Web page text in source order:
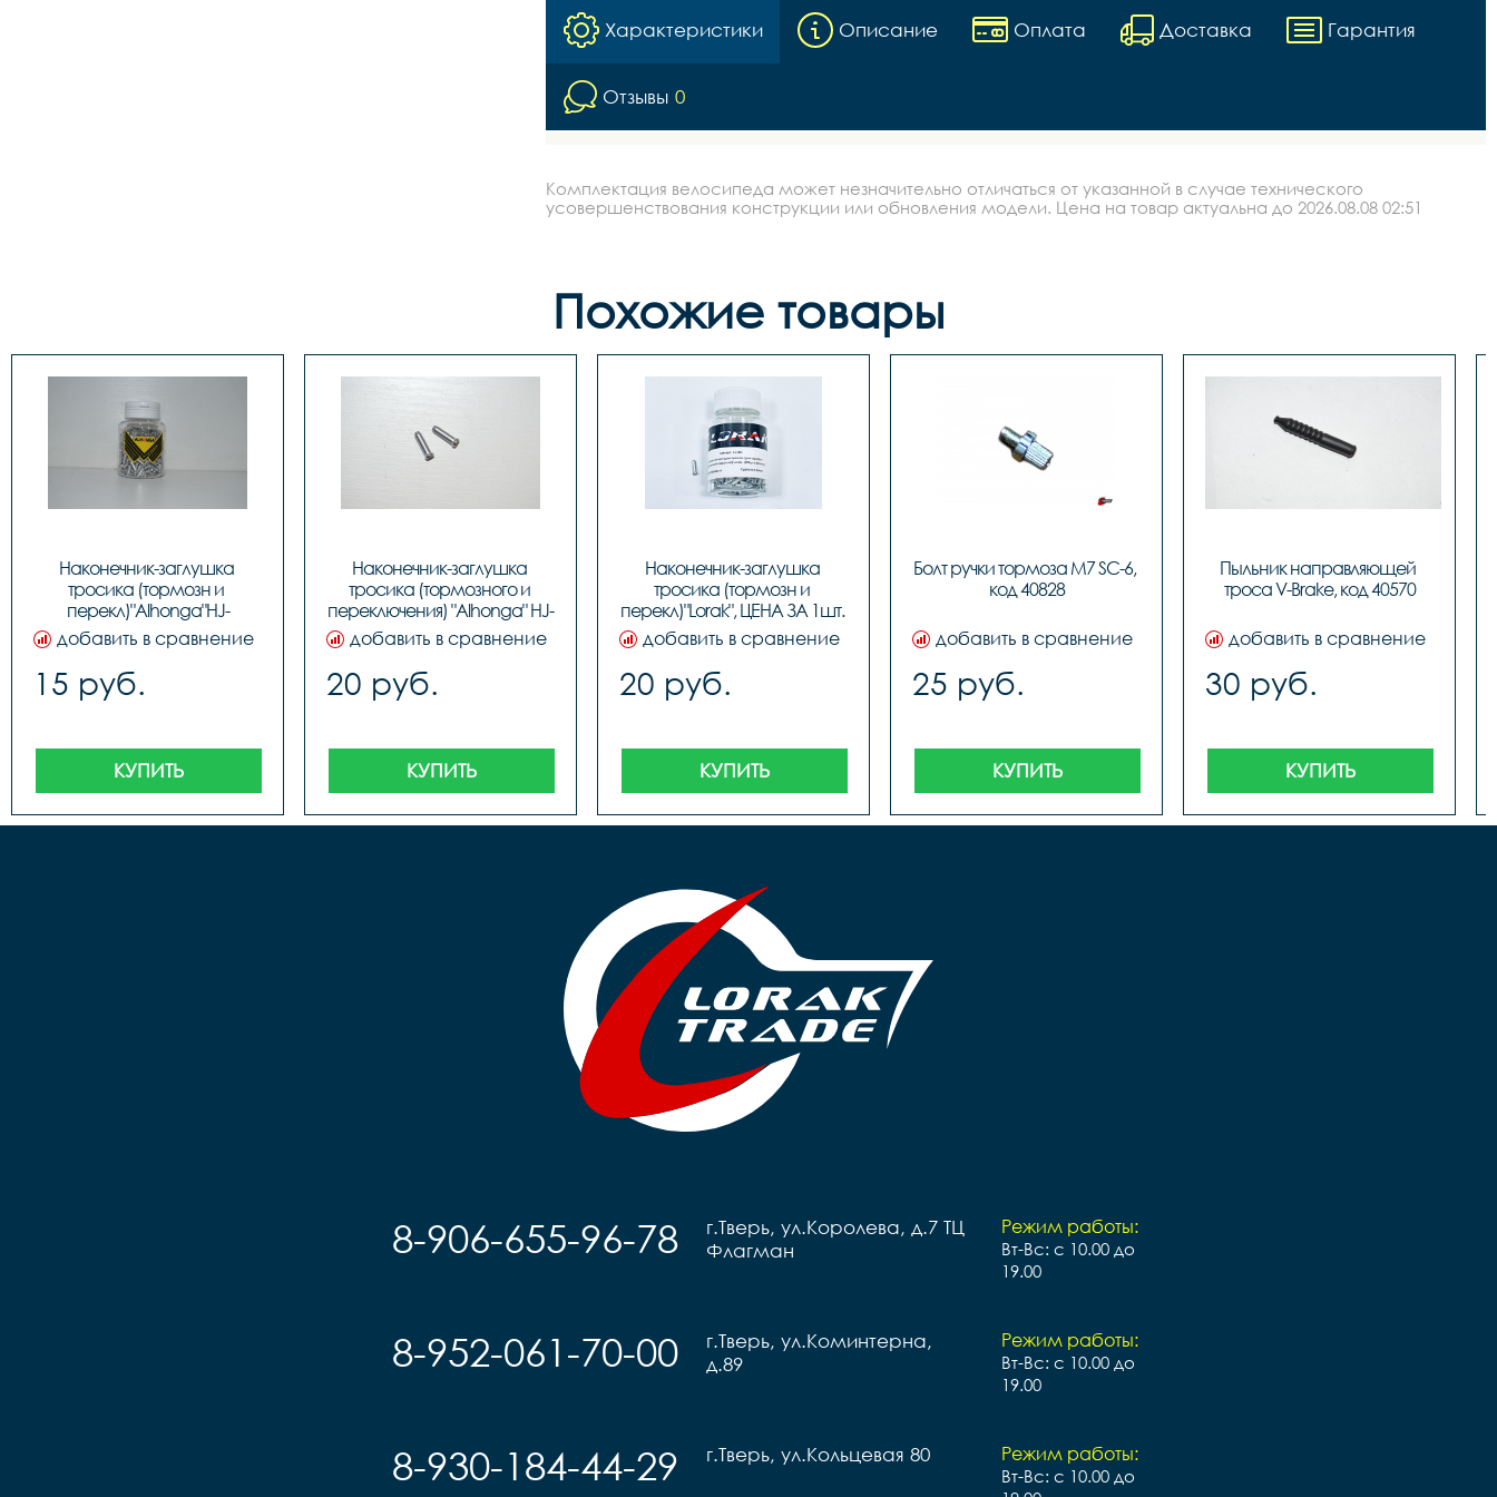
Характеристики Описание Оплата Доставка Гарантия
Отзывы 0
Комплектация велосипеда может незначительно отличаться от указанной в случае технического
усовершенствования конструкции или обновления модели. Цена на товар актуальна до 2026.08.08 02:51
Похожие товары
Наконечник-заглушка
тросика (тормозн и
перекл)"Alhonga"HJ-
D1001,ЦЕНА ЗА 1шт., код
40706
добавить в сравнение
15 руб.
КУПИТЬ
Наконечник-заглушка
тросика (тормозного и
переключения) "Alhonga" HJ-
D1001, код 3122641
добавить в сравнение
20 руб.
КУПИТЬ
Наконечник-заглушка
тросика (тормозн и
перекл)"Lorak", ЦЕНА ЗА 1шт.
(100шт в бутылке)
добавить в сравнение
20 руб.
КУПИТЬ
Болт ручки тормоза M7 SC-6,
код 40828
добавить в сравнение
25 руб.
КУПИТЬ
Пыльник направляющей
троса V-Brake, код 40570
добавить в сравнение
30 руб.
КУПИТЬ
Режим работы:
Вт-Вс: с 10.00 до
19.00
г.Тверь, ул.Королева, д.7 ТЦ
Флагман
8-906-655-96-78
Режим работы:
Вт-Вс: с 10.00 до
19.00
г.Тверь, ул.Коминтерна,
д.89
8-952-061-70-00
Режим работы:
Вт-Вс: с 10.00 до
г.Тверь, ул.Кольцевая 80
8-930-184-44-29